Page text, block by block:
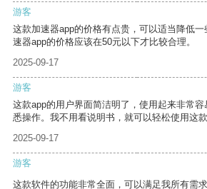
游客
这款加速器app的价格有点贵，可以适当降低
速器app的价格应该在50元以下才比较合理。
2025-09-17
游客
这款app的用户界面简洁明了，使用起来非常
悉操作。我不用看说明书，就可以轻松使用这款
2025-09-17
游客
这款软件的功能非常全面，可以满足我所有需求